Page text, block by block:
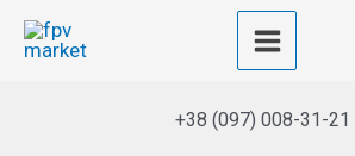
Перейти
Main
Menu
+38 (097) 008-31-21